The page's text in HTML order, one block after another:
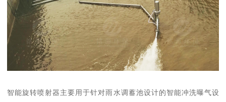
智能旋转喷射器主要用于针对雨水调蓄池设计的智能冲洗曝气设